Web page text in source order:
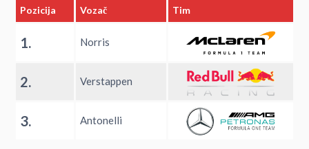
Pozicija Vozač Tim
1. Norris
2. Verstappen
3. Antonelli